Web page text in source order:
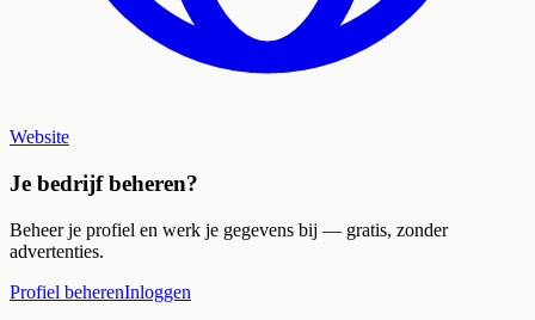
Website
Je bedrijf beheren?
Beheer je profiel en werk je gegevens bij — gratis, zonder
advertenties.
Profiel beherenInloggen